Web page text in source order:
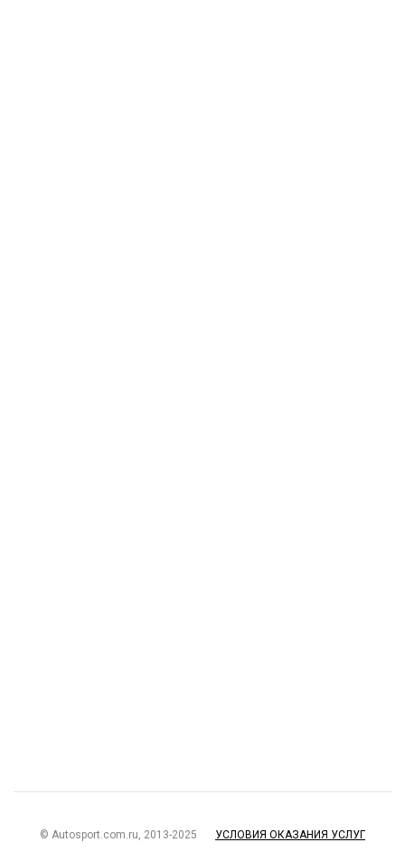
© Autosport.com.ru, 2013-2025 УСЛОВИЯ ОКАЗАНИЯ УСЛУГ